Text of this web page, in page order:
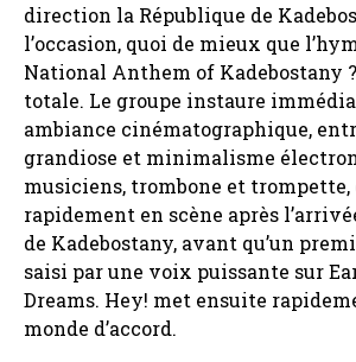
direction la République de
l’occasion, quoi de mieux que
National Anthem of Kadebostany
totale. Le groupe instaure
ambiance cinématographique,
grandiose et minimalisme
musiciens, trombone et
rapidement en scène après
de Kadebostany, avant qu’un
saisi par une voix puissante sur
Dreams. Hey! met ensuite
monde d’accord.